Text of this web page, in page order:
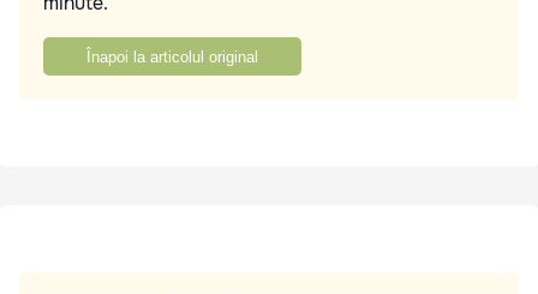
Înapoi la articolul original